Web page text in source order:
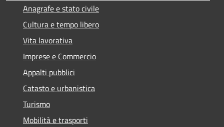
Anagrafe e stato civile
Cultura e tempo libero
Vita lavorativa
Imprese e Commercio
Appalti pubblici
Catasto e urbanistica
Turismo
Mobilità e trasporti